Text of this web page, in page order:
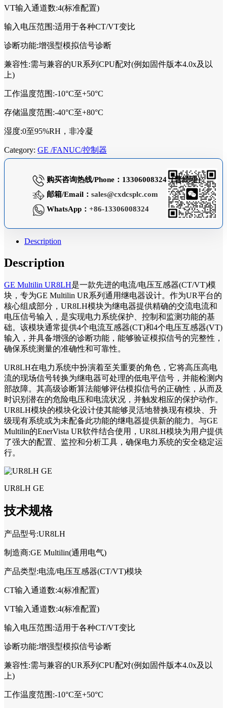
VT输入通道数:4(标准配置)
输入电压范围:适用于各种CT/VT变比
诊断功能:增强型模拟信号诊断
兼容性:需与兼容的UR系列CPU配对(例如固件版本4.0x及以
上)
工作温度范围:-10°C至+50°C
存储温度范围:-40°C至+80°C
湿度:0至95%RH，非冷凝
Category: GE /FANUC/控制器
购买咨询热线/Phone：13306008324（曹经理）
邮箱/Email： sales@cxdcsplc.com
WhatsApp： +86-13306008324
Description
Description
GE Multilin UR8LH是一款先进的电流/电压互感器(CT/VT)模
块，专为GE Multilin UR系列通用继电器设计。作为UR平台的
核心组成部分，UR8LH模块为继电器提供精确的交流电流和
电压信号输入，是实现电力系统保护、控制和监测功能的基
础。该模块通常提供4个电流互感器(CT)和4个电压互感器(VT)
输入，并具备增强的诊断功能，能够验证模拟信号的完整性，
确保系统测量的准确性和可靠性。
UR8LH在电力系统中扮演着至关重要的角色，它将高压高电
流的现场信号转换为继电器可处理的低电平信号，并能检测内
部故障。其高级诊断算法能够评估模拟信号的正确性，从而及
时识别潜在的危险电压和电流状况，并触发相应的保护动作。
UR8LH模块的模块化设计使其能够灵活地替换现有模块、升
级现有系统或为未配备此功能的继电器提供新的能力。与GE
Multilin的EnerVista UR软件结合使用，UR8LH模块为用户提供
了强大的配置、监控和分析工具，确保电力系统的安全稳定运
行。
UR8LH GE
技术规格
产品型号:UR8LH
制造商:GE Multilin(通用电气)
产品类型:电流/电压互感器(CT/VT)模块
CT输入通道数:4(标准配置)
VT输入通道数:4(标准配置)
输入电压范围:适用于各种CT/VT变比
诊断功能:增强型模拟信号诊断
兼容性:需与兼容的UR系列CPU配对(例如固件版本4.0x及以
上)
工作温度范围:-10°C至+50°C